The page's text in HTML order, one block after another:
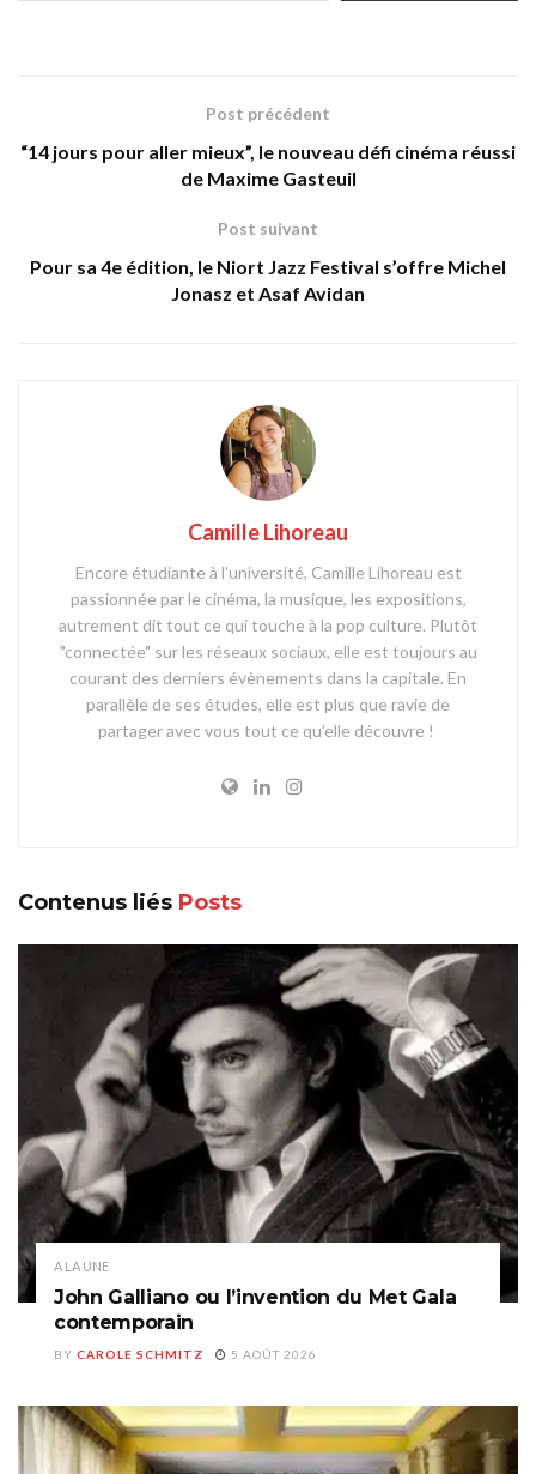
Post précédent
“14 jours pour aller mieux”, le nouveau défi cinéma réussi
de Maxime Gasteuil
Post suivant
Pour sa 4e édition, le Niort Jazz Festival s’offre Michel
Jonasz et Asaf Avidan
Camille Lihoreau
Encore étudiante à l'université, Camille Lihoreau est
passionnée par le cinéma, la musique, les expositions,
autrement dit tout ce qui touche à la pop culture. Plutôt
"connectée" sur les réseaux sociaux, elle est toujours au
courant des derniers évènements dans la capitale. En
parallèle de ses études, elle est plus que ravie de
partager avec vous tout ce qu'elle découvre !
Contenus liés Posts
A LA UNE
John Galliano ou l’invention du Met Gala
contemporain
BY CAROLE SCHMITZ 5 AOÛT 2026